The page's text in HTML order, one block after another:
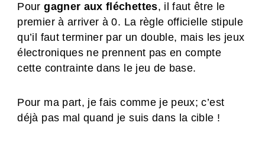
Pourgagner aux fléchettes, il faut être le
premier à arriver à 0. La règle officielle stipule
qu’il faut terminer par un double, mais les jeux
électroniques ne prennent pas en compte
cette contrainte dans le jeu de base.
Pour ma part, je fais comme je peux; c’est
déjà pas mal quand je suis dans la cible !